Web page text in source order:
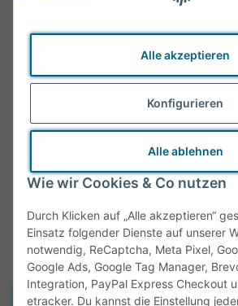
Alle akzeptieren
Konfigurieren
Alle ablehnen
Wie wir Cookies & Co nutzen
Durch Klicken auf „Alle akzeptieren“
Einsatz folgender Dienste auf unserer
notwendig, ReCaptcha, Meta Pixel,
Google Ads, Google Tag Manager,
Integration, PayPal Express Checkout
etracker. Du kannst die Einstellung
Vertrag widerrufen